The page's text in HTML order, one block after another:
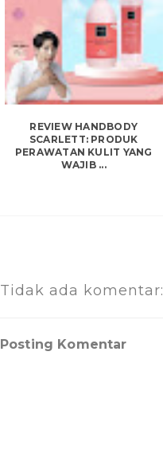
REVIEW HANDBODY
SCARLETT: PRODUK
PERAWATAN KULIT YANG
WAJIB ...
Tidak ada komentar:
Posting Komentar